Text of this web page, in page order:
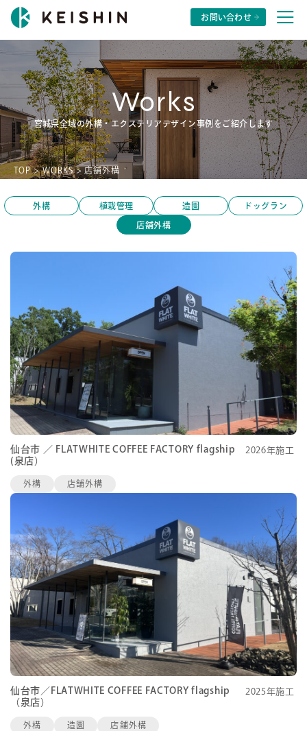
お問い合わせ
Works
宮城県全域の外構・エクステリアデザイン事例をご紹介します
TOP>WORKS> 店舗外構
外構 植栽管理 造園 ドッグラン
店舗外構
仙台市 ／ FLATWHITE COFFEE FACTORY flagship
(泉店）
2026年施工
外構 店舗外構
仙台市／FLATWHITE COFFEE FACTORY flagship
（泉店）
2025年施工
外構 造園 店舗外構